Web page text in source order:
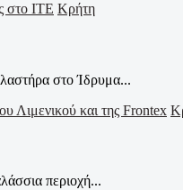
Κρήτη
στο Ίδρυμα...
περιοχή...